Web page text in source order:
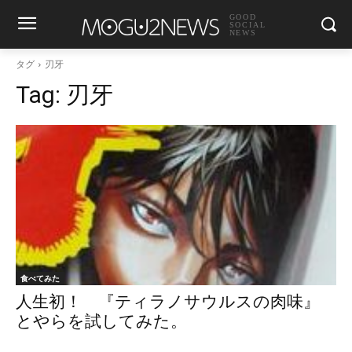
GOOD
SOCIAL
NEWS
タグ 刃牙
Tag: 刃牙
食べてみた
人生初！ 『ティラノサウルスの肉味』
とやらを試してみた。